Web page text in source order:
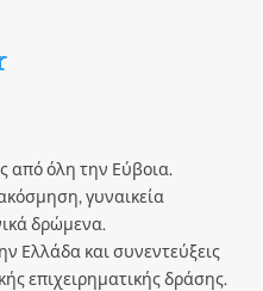
από όλη την Εύβοια.
γυναικεία
δρώμενα.
Ελλάδα και συνεντεύξεις
επιχειρηματικής δράσης.